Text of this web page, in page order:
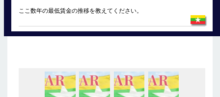
ここ数年の最低賃金の推移を教えてください。